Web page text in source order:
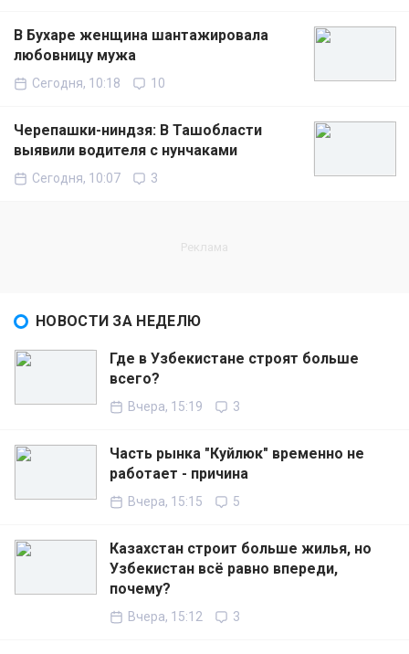
В Бухаре женщина шантажировала
любовницу мужа
Сегодня, 10:18 10
Черепашки-ниндзя: В Ташобласти
выявили водителя с нунчаками
Сегодня, 10:07 3
НОВОСТИ ЗА НЕДЕЛЮ
Где в Узбекистане строят больше
всего?
Вчера, 15:19 3
Часть рынка "Куйлюк" временно не
работает - причина
Вчера, 15:15 5
Казахстан строит больше жилья, но
Узбекистан всё равно впереди,
почему?
Вчера, 15:12 3